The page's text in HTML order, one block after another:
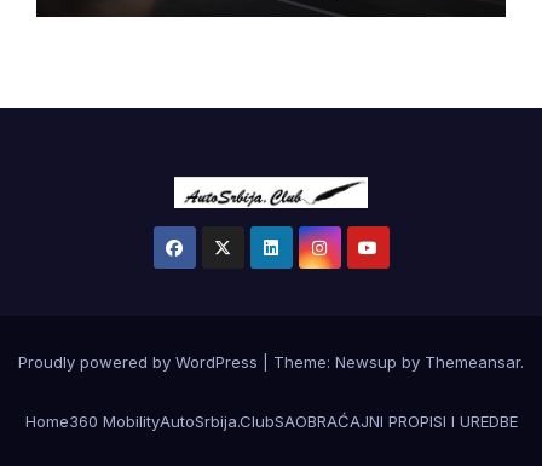
Proudly powered by WordPress Theme: Newsup by Themeansar.
Home360 MobilityAutoSrbija.ClubSAOBRAĆAJNI PROPISI I UREDBE